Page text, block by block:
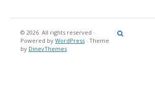
© 2026 All rights reserved ·
Powered by WordPress · Theme
by DinevThemes